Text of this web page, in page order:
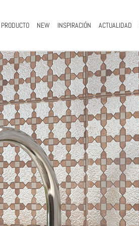
PRODUCTO NEW INSPIRACIÓN ACTUALIDAD